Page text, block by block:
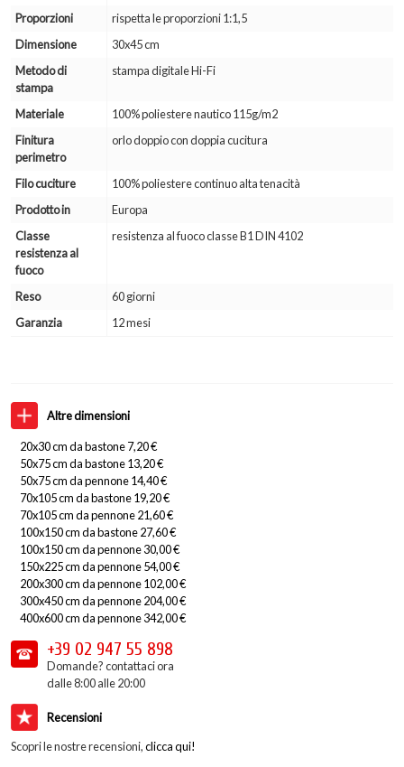
Altre dimensioni
20x30 cm da bastone 7,20 €
50x75 cm da bastone 13,20 €
50x75 cm da pennone 14,40 €
70x105 cm da bastone 19,20 €
70x105 cm da pennone 21,60 €
100x150 cm da bastone 27,60 €
100x150 cm da pennone 30,00 €
150x225 cm da pennone 54,00 €
200x300 cm da pennone 102,00 €
300x450 cm da pennone 204,00 €
400x600 cm da pennone 342,00 €
+39 02 947 55 898
Domande? contattaci ora
dalle 8:00 alle 20:00
Recensioni
Scopri le nostre recensioni,clicca qui!
Proporzioni
rispetta le proporzioni 1:1,5
Dimensione
30x45 cm
Metodo di
stampa
stampa digitale Hi-Fi
Materiale
100% poliestere nautico 115g/m2
Finitura
perimetro
orlo doppio con doppia cucitura
Filo cuciture
100% poliestere continuo alta tenacità
Prodotto in
Europa
Classe
resistenza al
fuoco
resistenza al fuoco classe B1 DIN 4102
Reso
60 giorni
Garanzia
12 mesi